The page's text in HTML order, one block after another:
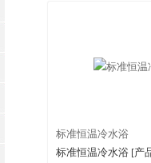
标准恒温冷水浴
标准恒温冷水浴 [产